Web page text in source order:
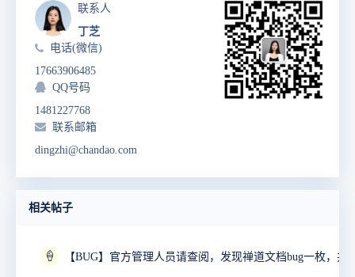
联系人
丁芝
电话(微信)
17663906485
QQ号码
1481227768
联系邮箱
dingzhi@chandao.com
相关帖子
🍦